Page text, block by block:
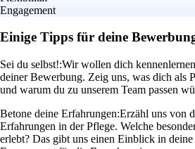
Engagement
Einige Tipps für deine
Sei du selbst!:Wir wollen dich
deiner Bewerbung. Zeig uns, was dich als
und warum du zu unserem Team passen
Betone deine Erfahrungen:Erzähl uns von
Erfahrungen in der Pflege. Welche
erlebt? Das gibt uns einen Einblick in